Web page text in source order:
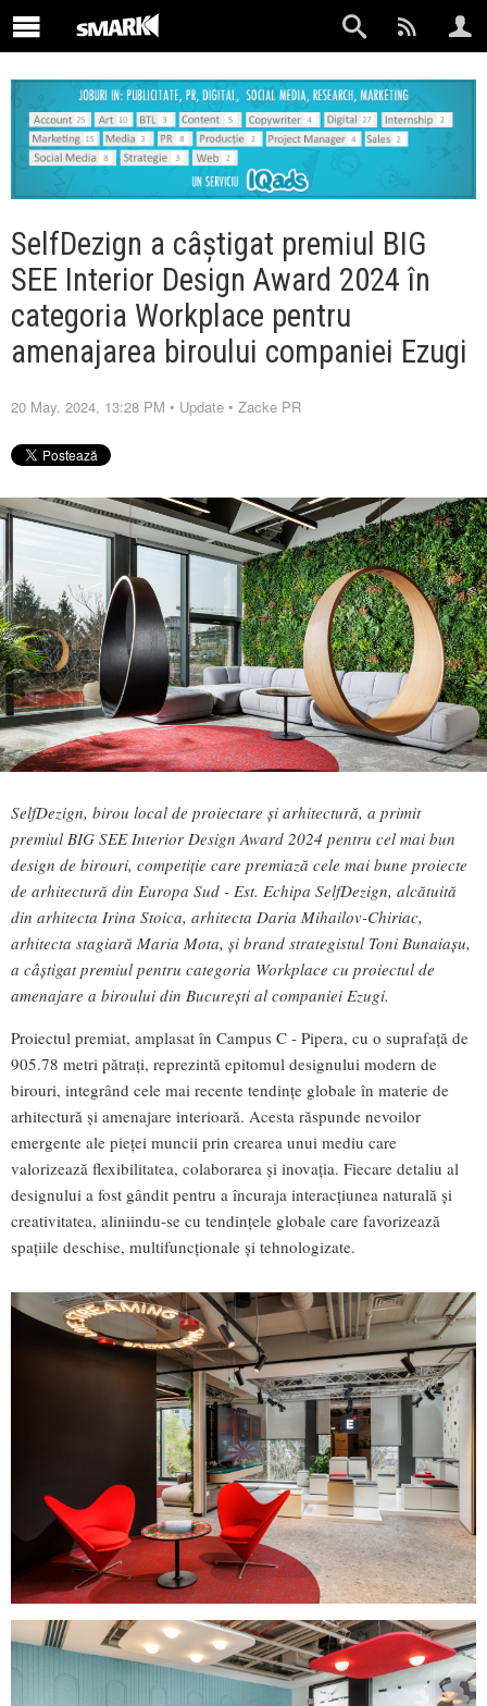
SelfDezign a câștigat premiul BIG
SEE Interior Design Award 2024 în
categoria Workplace pentru
amenajarea biroului companiei Ezugi
20 May. 2024, 13:28 PM • Update • Zacke PR
SelfDezign, birou local de proiectare și arhitectură, a primit
premiul BIG SEE Interior Design Award 2024 pentru cel mai bun
design de birouri, competiție care premiază cele mai bune proiecte
de arhitectură din Europa Sud - Est. Echipa SelfDezign, alcătuită
din arhitecta Irina Stoica, arhitecta Daria Mihailov-Chiriac,
arhitecta stagiară Maria Mota, și brand strategistul Toni Bunaiașu,
a câștigat premiul pentru categoria Workplace cu proiectul de
amenajare a biroului din București al companiei Ezugi.
Proiectul premiat, amplasat în Campus C - Pipera, cu o suprafață de
905.78 metri pătrați, reprezintă epitomul designului modern de
birouri, integrând cele mai recente tendințe globale în materie de
arhitectură și amenajare interioară. Acesta răspunde nevoilor
emergente ale pieței muncii prin crearea unui mediu care
valorizează flexibilitatea, colaborarea și inovația. Fiecare detaliu al
designului a fost gândit pentru a încuraja interacțiunea naturală și
creativitatea, aliniindu-se cu tendințele globale care favorizează
spațiile deschise, multifuncționale și tehnologizate.